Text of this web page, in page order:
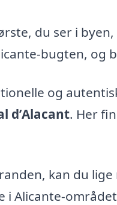
du ser i
bugten, og
og
d’Alacant. Her
kan du
i Alicante-